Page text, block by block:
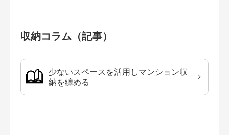
収納コラム（記事）
少ないスペースを活用しマンション収
納を纏める